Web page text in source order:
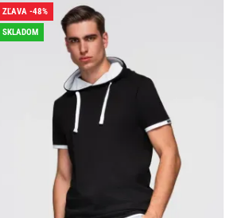
ZĽAVA -48%
SKLADOM